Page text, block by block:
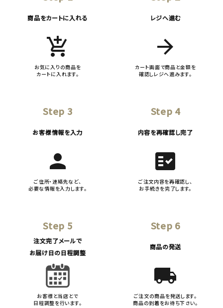
商品をカートに入れる
add_shopping_cart
お気に入りの商品を
カートに入れます。
レジへ進む
arrow_forward
カート画面で商品と金額を
確認しレジへ進みます。
Step 3
お客様情報を入力
person
ご住所・連絡先など、
必要な情報を入力します。
Step 4
内容を再確認し完了
fact_check
ご注文内容を再確認し、
お手続きを完了します。
Step 5
注文完了メールで
お届け日の日程調整
お客様と当店とで
日程調整を行います。
Step 6
商品の発送
local_shipping
ご注文の商品を発送します。
商品の到着をお待ち下さい。